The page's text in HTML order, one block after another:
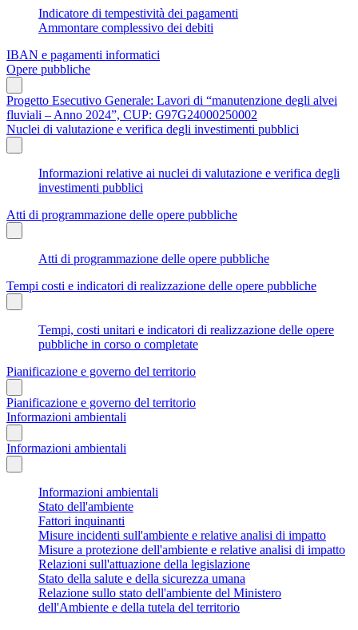
Indicatore di tempestività dei pagamenti
Ammontare complessivo dei debiti
IBAN e pagamenti informatici
Opere pubbliche
Progetto Esecutivo Generale: Lavori di “manutenzione degli alvei
fluviali – Anno 2024”, CUP: G97G24000250002
Nuclei di valutazione e verifica degli investimenti pubblici
Informazioni relative ai nuclei di valutazione e verifica degli
investimenti pubblici
Atti di programmazione delle opere pubbliche
Atti di programmazione delle opere pubbliche
Tempi costi e indicatori di realizzazione delle opere pubbliche
Tempi, costi unitari e indicatori di realizzazione delle opere
pubbliche in corso o completate
Pianificazione e governo del territorio
Pianificazione e governo del territorio
Informazioni ambientali
Informazioni ambientali
Informazioni ambientali
Stato dell'ambiente
Fattori inquinanti
Misure incidenti sull'ambiente e relative analisi di impatto
Misure a protezione dell'ambiente e relative analisi di impatto
Relazioni sull'attuazione della legislazione
Stato della salute e della sicurezza umana
Relazione sullo stato dell'ambiente del Ministero
dell'Ambiente e della tutela del territorio